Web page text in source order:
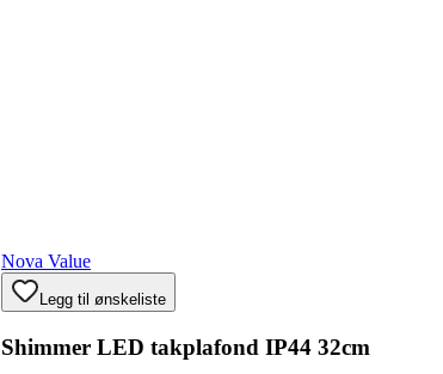
Nova Value
Legg til ønskeliste
Shimmer LED takplafond IP44 32cm